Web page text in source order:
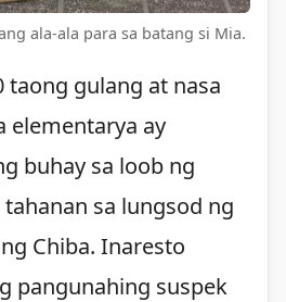
ala-ala para sa batang si Mia.
taong gulang at nasa
elementarya ay
buhay sa loob ng
sa lungsod ng
Chiba. Inaresto
pangunahing suspek